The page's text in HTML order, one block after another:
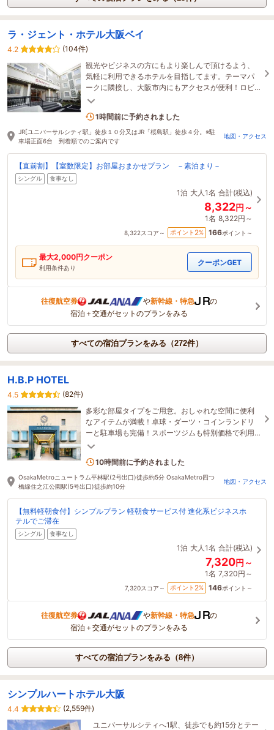
ラ・ジェント・ホテル大阪ベイ
4.2
(104件)
観光やビジネスの方にもより楽しんで頂けるよう、
気軽に利用できるホテルを目指してます。テーマパ
ークに隣接し、大阪市内にもアクセスが便利！ロビ
ーやお部屋の中まで楽しんで頂ける遊び心あるホテ
2名がこの宿を見ています
1時間前に予約されました
JR[ユニバーサルシティ駅」徒歩１０分又はJR「桜島駅」徒歩４分。※駐
車場正面6台 到着順でのご案内です
地図・アクセス
【直前割】【室数限定】お部屋おまかせプラン －素泊まり－
シングル 食事なし
1泊 大人1名 合計(税込)
8,322円～
1名 8,322円～
8,322スコア～ ポイント 2% 166ポイント～
最大2,000円クーポン
利用条件あり
クーポンGET
往復航空券 や新幹線・特急
の
宿泊＋交通がセットのプランをみる
すべての宿泊プランをみる（272件）
H.B.P HOTEL
4.5
(82件)
多彩な部屋タイプをご用意。おしゃれな空間に便利
なアイテムが満載！卓球・ダーツ・コインランドリ
ーと駐車場も完備！スポーツジムも特別価格で利用
可能！ビジネスや観光の拠点としてご利用頂けます
1名がこの宿を見ています
10時間前に予約されました
OsakaMetroニュートラム平林駅(2号出口)徒歩約5分 OsakaMetro四つ
橋線住之江公園駅(5号出口)徒歩約10分
地図・アクセス
【無料軽朝食付】シンプルプラン 軽朝食サービス付 進化系ビジネスホ
テルでご滞在
シングル 食事なし
1泊 大人1名 合計(税込)
7,320円～
1名 7,320円～
7,320スコア～ ポイント 2% 146ポイント～
往復航空券 や新幹線・特急
の
宿泊＋交通がセットのプランをみる
すべての宿泊プランをみる（8件）
シンプルハートホテル大阪
4.4
(2,559件)
ユニバーサルシティへ1駅、徒歩でも約15分とテー